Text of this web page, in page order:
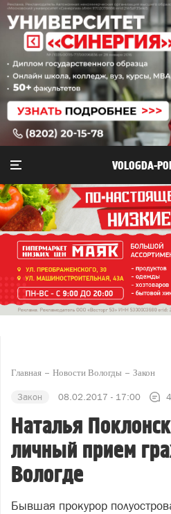
VOLOGDA-
Главная Новости Вологды Закон
Закон 08.02.2017 - 17:00 4
Наталья
личный прием
Вологде
Бывшая прокурор